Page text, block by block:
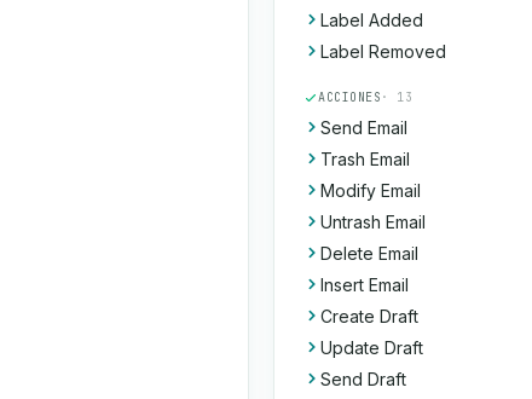
Label Added
Label Removed
ACCIONES · 13
Send Email
Trash Email
Modify Email
Untrash Email
Delete Email
Insert Email
Create Draft
Update Draft
Send Draft